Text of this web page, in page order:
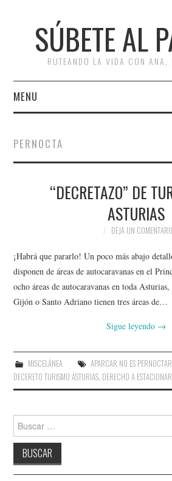
SÚBETE AL
RUTEANDO LA VIDA CON
MENU
RUTAS
ESCAPADAS
#ARVI
AMIGOS
PERNOCTA
“DECRETAZO” DE
ASTURIAS
DEJA UN
¡Habrá que pararlo! Un poco más abajo
disponen de áreas de autocaravanas en el
ocho áreas de autocaravanas en toda
Gijón o Santo Adriano tienen tres áreas de…
Sigue leyendo →
MISCELÁNEA APARCAR NO ES PERNOCTAR
DECERETO TURISMO ASTURIAS DERECHO A ESTACIONAR